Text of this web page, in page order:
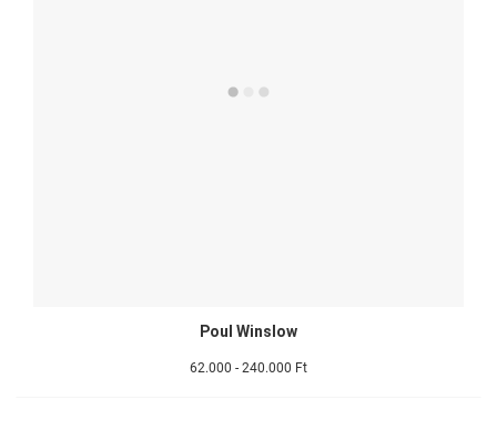
Poul Winslow
62.000 - 240.000 Ft